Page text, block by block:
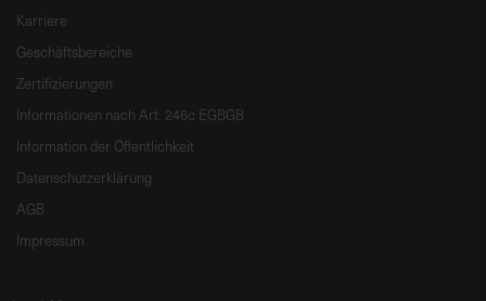
Karriere
Geschäftsbereiche
Zertifizierungen
Informationen nach Art. 246c EGBGB
Information der Öffentlichkeit
Datenschutzerklärung
AGB
Impressum